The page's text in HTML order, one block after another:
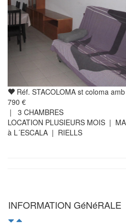
Réf. STACOLOMA st coloma
790 €
| 3 CHAMBRES
LOCATION PLUSIEURS MOIS |
à L´ESCALA | RIELLS
INFORMATION GéNéRALE